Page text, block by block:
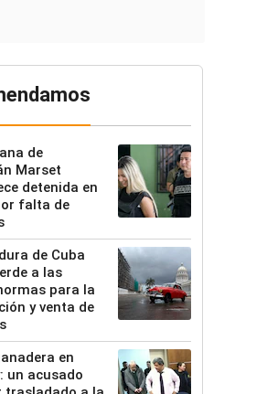
de
Marset
detenida en
falta de
de Cuba
a las
para la
y venta de
en
un acusado